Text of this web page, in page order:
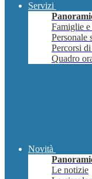
Servizi
Famiglie e
Personale
Percorsi
Quadro
Novità
Le notizie